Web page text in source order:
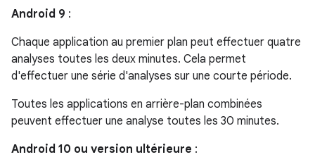
Android 9 :
Chaque application au premier plan peut effectuer quatre
analyses toutes les deux minutes. Cela permet
d'effectuer une série d'analyses sur une courte période.
Toutes les applications en arrière-plan combinées
peuvent effectuer une analyse toutes les 30 minutes.
Android 10 ou version ultérieure :